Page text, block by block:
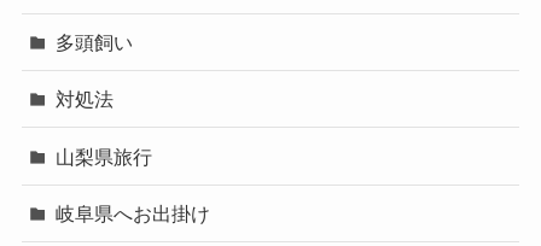
多頭飼い
対処法
山梨県旅行
岐阜県へお出掛け